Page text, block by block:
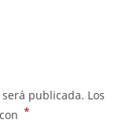
publicada. Los
*